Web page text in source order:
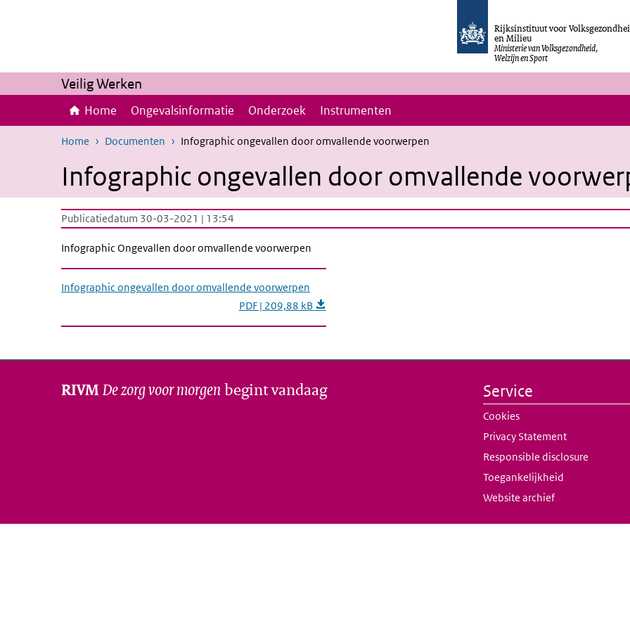
Rijksinstituut voor
en Milieu
Ministerie van Volksgezondheid,
Welzijn en Sport
Veilig Werken
Home Ongevalsinformatie Onderzoek Instrumenten
Home Documenten Infographic ongevallen door omvallende voorwerpen
Infographic ongevallen door omvallende
Publicatiedatum 30-03-2021 | 13:54
Infographic Ongevallen door omvallende voorwerpen
Infographic ongevallen door omvallende voorwerpen
PDF | 209,88 kB
RIVMDe zorg voor morgen begint vandaag Service
Cookies
Privacy Statement
Responsible disclosure
Toegankelijkheid
Website archief